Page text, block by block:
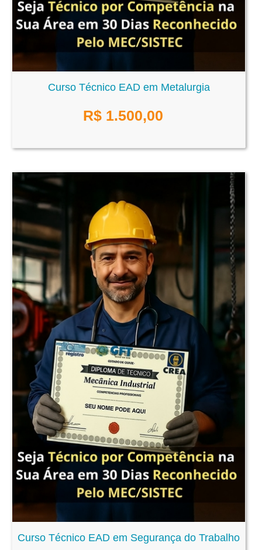
Curso Técnico EAD em Metalurgia
R$ 1.500,00
Curso Técnico EAD em Segurança do Trabalho